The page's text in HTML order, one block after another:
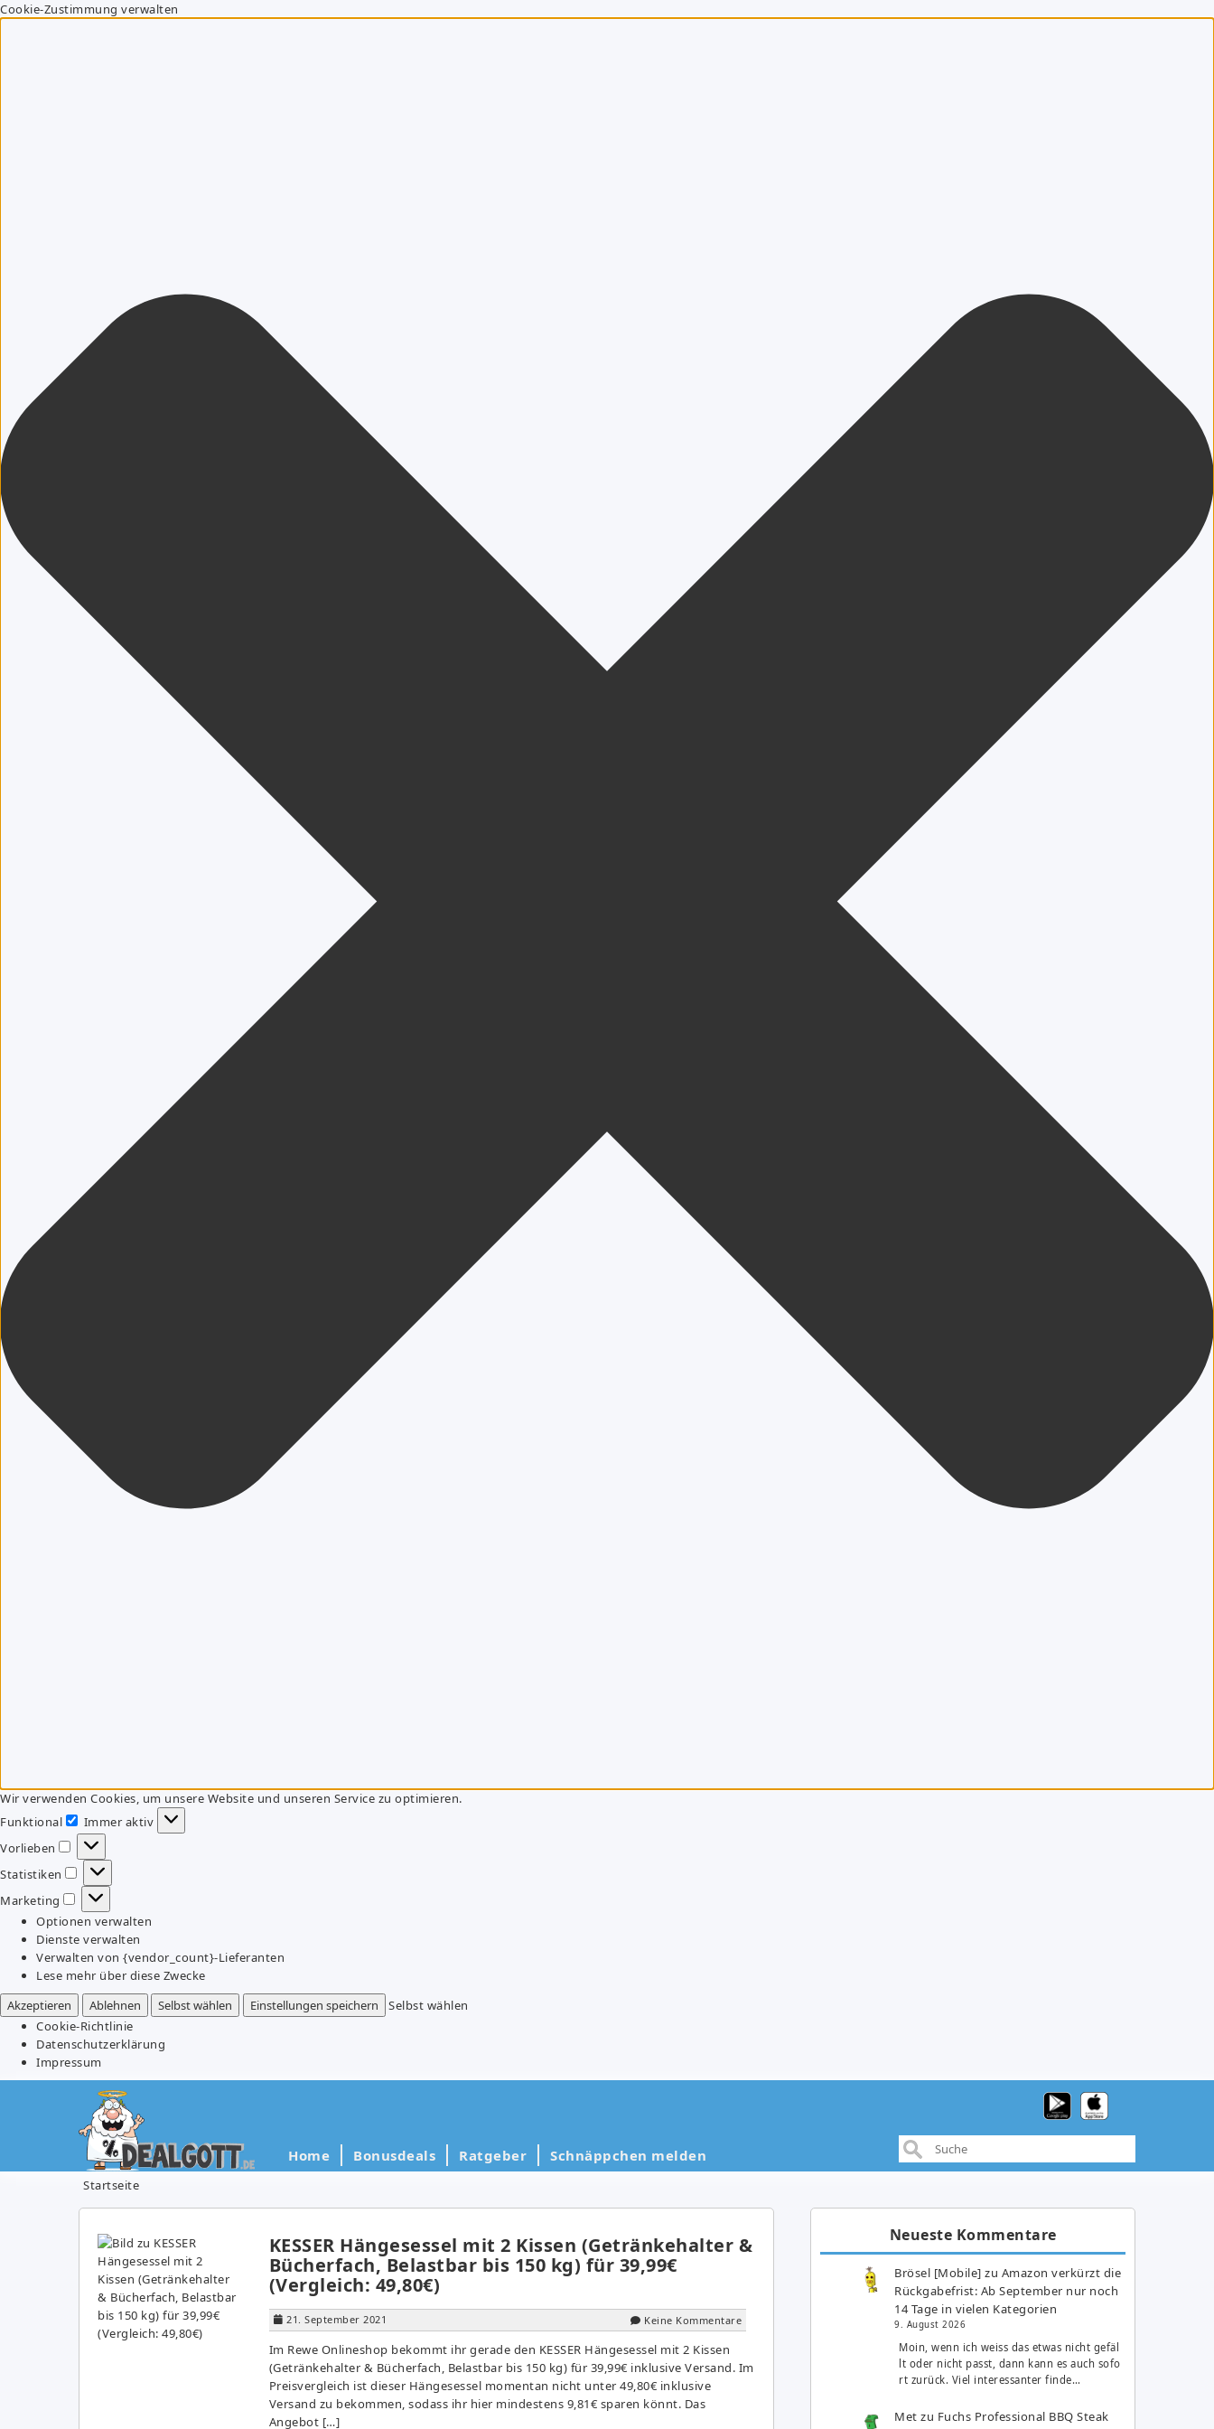
Cookie-Zustimmung verwalten
Wir verwenden Cookies, um unsere Website und unseren Service zu optimieren.
Funktional
Funktional
Immer aktiv
Vorlieben
Vorlieben
Statistiken
Statistiken
Marketing
Marketing
Optionen verwalten
Dienste verwalten
Verwalten von {vendor_count}-Lieferanten
Lese mehr über diese Zwecke
Akzeptieren
Ablehnen Selbst wählen Einstellungen speichern
Selbst wählen
Cookie-Richtlinie
Datenschutzerklärung
Impressum
Home Bonusdeals Ratgeber Schnäppchen melden
Startseite
KESSER Hängesessel mit 2 Kissen (Getränkehalter &
Bücherfach, Belastbar bis 150 kg) für 39,99€
(Vergleich: 49,80€)
21. September 2021 Keine Kommentare
Im Rewe Onlineshop bekommt ihr gerade den KESSER Hängesessel mit 2 Kissen
(Getränkehalter & Bücherfach, Belastbar bis 150 kg) für 39,99€ inklusive Versand. Im
Preisvergleich ist dieser Hängesessel momentan nicht unter 49,80€ inklusive
Versand zu bekommen, sodass ihr hier mindestens 9,81€ sparen könnt. Das
Angebot […]
Neueste Kommentare
Brösel [Mobile] zu Amazon verkürzt die
Rückgabefrist: Ab September nur noch
14 Tage in vielen Kategorien
9. August 2026
Moin, wenn ich weiss das etwas nicht gefäl
lt oder nicht passt, dann kann es auch sofo
rt zurück. Viel interessanter finde…
Met zu Fuchs Professional BBQ Steak